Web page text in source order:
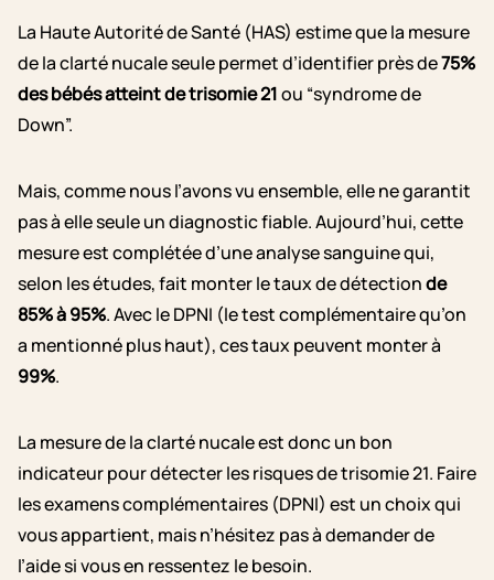
La Haute Autorité de Santé (HAS) estime que la mesure
de la clarté nucale seule permet d’identifier près de75%
des bébés atteint de trisomie 21ou “syndrome de
Down”.
Mais, comme nous l’avons vu ensemble, elle ne garantit
pas à elle seule un diagnostic fiable. Aujourd’hui, cette
mesure est complétée d’une analyse sanguine qui,
selon les études, fait monter le taux de détectionde
85% à 95%. Avec le DPNI (le test complémentaire qu’on
a mentionné plus haut), ces taux peuvent monter à
99%.
La mesure de la clarté nucale est donc un bon
indicateur pour détecter les risques de trisomie 21. Faire
les examens complémentaires (DPNI) est un choix qui
vous appartient, mais n’hésitez pas à demander de
l’aide si vous en ressentez le besoin.